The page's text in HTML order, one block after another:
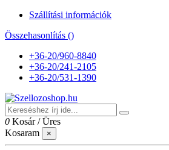
Szállítási információk
Összehasonlítás ()
+36-20/960-8840
+36-20/241-2105
+36-20/531-1390
0 Kosár /Üres
Kosaram
×